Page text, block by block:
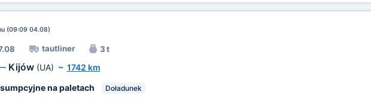
(09:09 04.08)
tautliner 3 t
Kijów (UA) ~ 1742 km
na paletach
Doładunek